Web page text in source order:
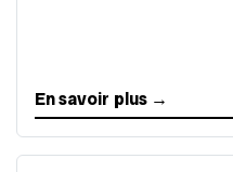
En savoir plus →